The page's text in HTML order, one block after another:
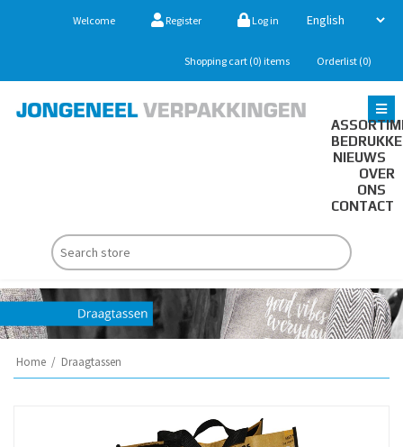
Welcome Register Log in
Shopping cart (0) items Orderlist (0)
NIEUWS
OVER
ONS
CONTACT
Home / Draagtassen